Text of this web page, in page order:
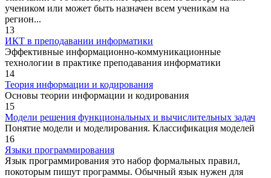
учеником или может быть назначен всем ученикам на
регион...
13
ИКТ в преподавании информатики
Эффективные информационно-коммуникационные
технологии в практике преподавания информатики
14
Теория информации и кодирования
Основы теории информации и кодирования
15
Модели решения функциональных и вычислительных задач
Понятие модели и моделирования. Классификация моделей
16
Языки программирования
Язык программирования это набор формальных правил,
покоторым пишут программы. Обычный язык нужен для